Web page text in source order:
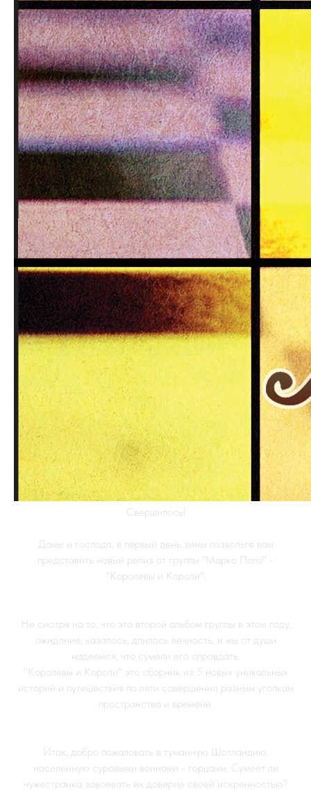
Свершилось!
Дамы и господа, в первый день зимы позвольте вам
представить новый релиз от группы "Марко Поло" -
"Королевы и Короли".
Не смотря на то, что это второй альбом группы в этом году,
ожидание, казалось, длилось вечность, и мы от души
надеемся, что сумели его оправдать.
"Королевы и Короли" это сборник из 5 новых уникальных
историй и путешествия по пяти совершенно разным уголкам
пространства и времени.
Итак, добро пожаловать в туманную Шотландию,
населенную суровыми воинами - горцами. Сумеет ли
чужестранка завоевать их доверие своей искренностью?